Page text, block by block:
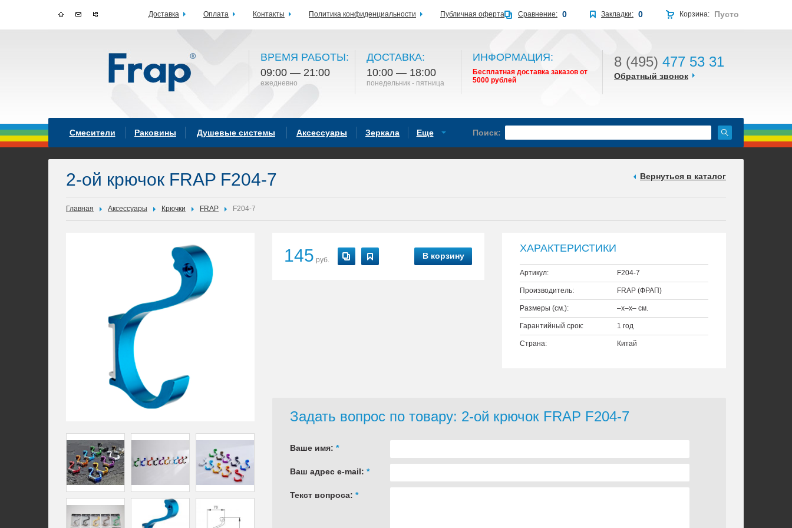
ВРЕМЯ РАБОТЫ:
09:00 — 21:00
ежедневно
ДОСТАВКА:
10:00 — 18:00
понедельник - пятница
ИНФОРМАЦИЯ:
Бесплатная доставка заказов от
5000 рублей
8 (495) 477 53 31
Обратный звонок
Смесители Раковины Душевые системы Аксессуары Зеркала Еще Поиск:
2-ой крючок FRAP F204-7 Вернуться в каталог
Главная Аксессуары Крючки FRAP F204-7
145 руб. В корзину
ХАРАКТЕРИСТИКИ
Артикул: F204-7
Производитель: FRAP (ФРАП)
Размеры (см.): –x–x– см.
Гарантийный срок: 1 год
Страна: Китай
Задать вопрос по товару: 2-ой крючок FRAP F204-7
Ваше имя: *
Ваш адрес e-mail: *
Текст вопроса: *
Доставка Оплата Контакты Политика конфиденциальности Публичная оферта Корзина: Пусто
Закладки: 0
Сравнение: 0